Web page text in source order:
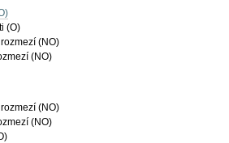
(O)
(NO)
(NO)
(NO)
(NO)